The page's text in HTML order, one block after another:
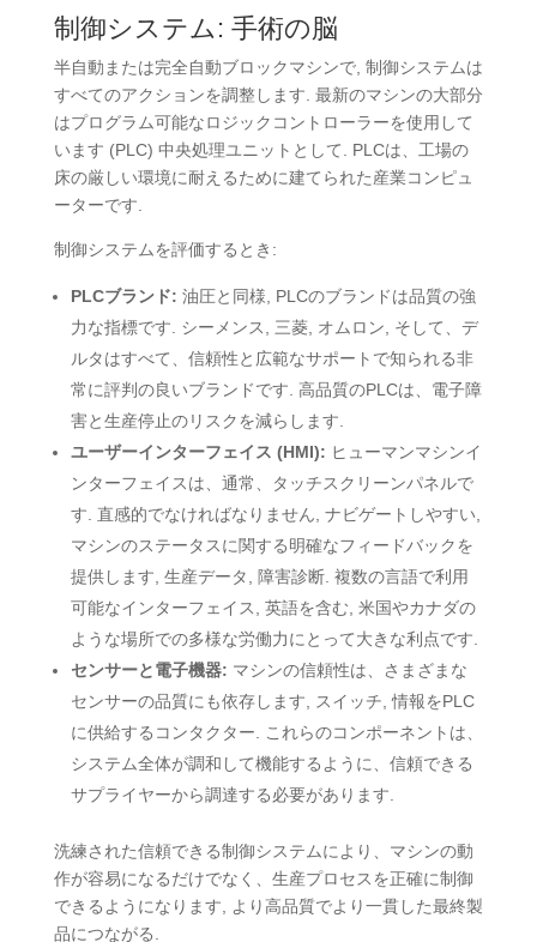
制御システム: 手術の脳
半自動または完全自動ブロックマシンで, 制御システムは
すべてのアクションを調整します. 最新のマシンの大部分
はプログラム可能なロジックコントローラーを使用して
います (PLC) 中央処理ユニットとして. PLCは、工場の
床の厳しい環境に耐えるために建てられた産業コンピュ
ーターです.
制御システムを評価するとき:
PLCブランド: 油圧と同様, PLCのブランドは品質の強
力な指標です. シーメンス, 三菱, オムロン, そして、デ
ルタはすべて、信頼性と広範なサポートで知られる非
常に評判の良いブランドです. 高品質のPLCは、電子障
害と生産停止のリスクを減らします.
ユーザーインターフェイス (HMI): ヒューマンマシンイ
ンターフェイスは、通常、タッチスクリーンパネルで
す. 直感的でなければなりません, ナビゲートしやすい,
マシンのステータスに関する明確なフィードバックを
提供します, 生産データ, 障害診断. 複数の言語で利用
可能なインターフェイス, 英語を含む, 米国やカナダの
ような場所での多様な労働力にとって大きな利点です.
センサーと電子機器: マシンの信頼性は、さまざまな
センサーの品質にも依存します, スイッチ, 情報をPLC
に供給するコンタクター. これらのコンポーネントは、
システム全体が調和して機能するように、信頼できる
サプライヤーから調達する必要があります.
洗練された信頼できる制御システムにより、マシンの動
作が容易になるだけでなく、生産プロセスを正確に制御
できるようになります, より高品質でより一貫した最終製
品につながる.